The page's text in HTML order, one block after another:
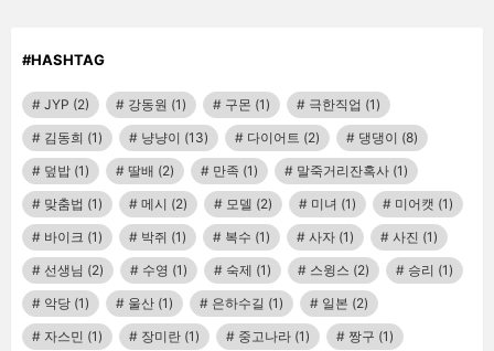
#HASHTAG
JYP (2) 강동원 (1) 구몬 (1) 극한직업 (1)
김동희 (1) 냥냥이 (13) 다이어트 (2) 댕댕이 (8)
덮밥 (1) 딸배 (2) 만족 (1) 말죽거리잔혹사 (1)
맞춤법 (1) 메시 (2) 모델 (2) 미녀 (1) 미어캣 (1)
바이크 (1) 박쥐 (1) 복수 (1) 사자 (1) 사진 (1)
선생님 (2) 수영 (1) 숙제 (1) 스윙스 (2) 승리 (1)
악당 (1) 울산 (1) 은하수길 (1) 일본 (2)
자스민 (1) 장미란 (1) 중고나라 (1) 짱구 (1)